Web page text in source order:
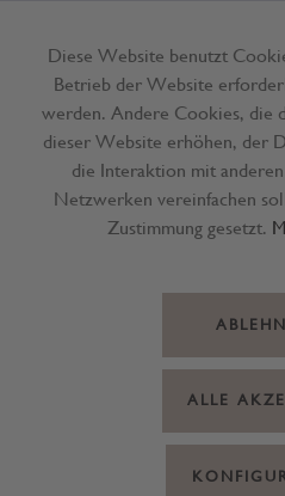
Menü
Diese Website benutzt
Betrieb der Website
werden. Andere Cookies, die
dieser Website erhöhen, der
die Interaktion mit
Netzwerken vereinfachen
Zustimmung gesetzt.
ALLE